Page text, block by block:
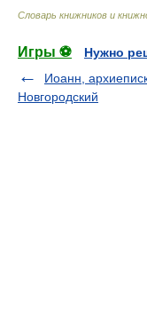
Словарь книжников и
Игры ⚽
Нужно
Иоанн,
Новгородский